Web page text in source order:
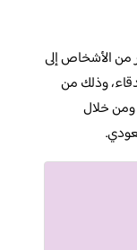
من الأشخاص إلى
وذلك من
ومن خلال